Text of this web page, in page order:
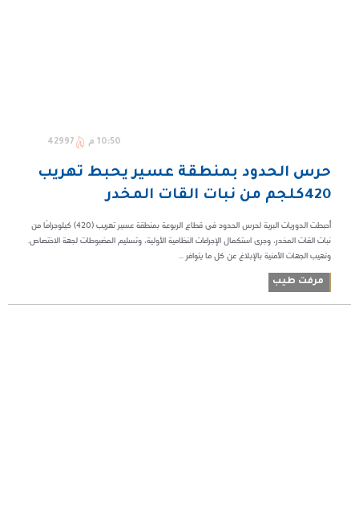
10:50 م 42997
حرس الحدود بمنطقة عسير يحبط تهريب
420كلجم من نبات القات المخدر
أحبطت الدوريات البرية لحرس الحدود في قطاع الربوعة بمنطقة عسير تهريب (420) كيلوجرامًا من
نبات القات المخدر، وجرى استكمال الإجراءات النظامية الأولية، وتسليم المضبوطات لجهة الاختصاص.
مرفت طيب